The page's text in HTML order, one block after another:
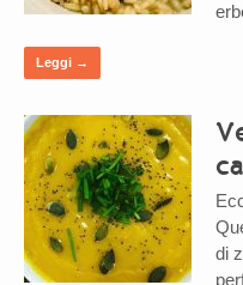
Leggi →
di